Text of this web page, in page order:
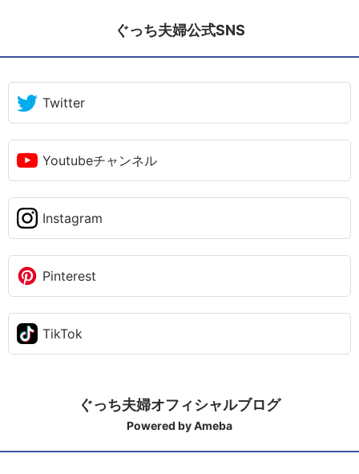
ぐっち夫婦公式SNS
Twitter
Youtubeチャンネル
Instagram
Pinterest
TikTok
ぐっち夫婦オフィシャルブログ
Powered by Ameba